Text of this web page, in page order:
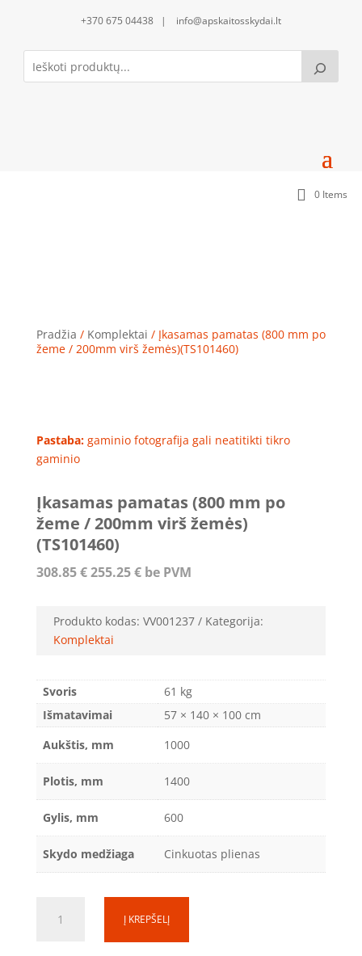
+370 675 04438 | info@apskaitosskydai.lt
0 Items
Pradžia / Komplektai / Įkasamas pamatas (800 mm po
žeme / 200mm virš žemės)(TS101460)
Pastaba:gaminio fotografija gali neatitikti tikro
gaminio
Įkasamas pamatas (800 mm po
žeme / 200mm virš žemės)
(TS101460)
308.85€255.25€be PVM
Produkto kodas: VV001237
Kategorija:
Komplektai
Svoris
61 kg
Išmatavimai
57 × 140 × 100 cm
Aukštis, mm
1000
Plotis, mm 1400
Gylis, mm 600
Skydo medžiaga Cinkuotas plienas
kiekis:
Į KREPŠELĮ